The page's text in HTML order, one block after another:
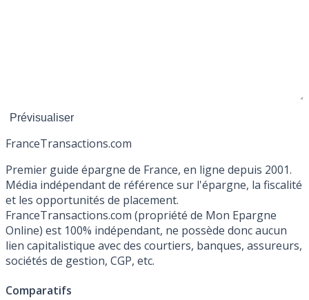
FranceTransactions.com
Premier guide épargne de France, en ligne depuis 2001.
Média indépendant de référence sur l'épargne, la fiscalité
et les opportunités de placement.
FranceTransactions.com (propriété de Mon Epargne
Online) est 100% indépendant, ne possède donc aucun
lien capitalistique avec des courtiers, banques, assureurs,
sociétés de gestion, CGP, etc.
Comparatifs